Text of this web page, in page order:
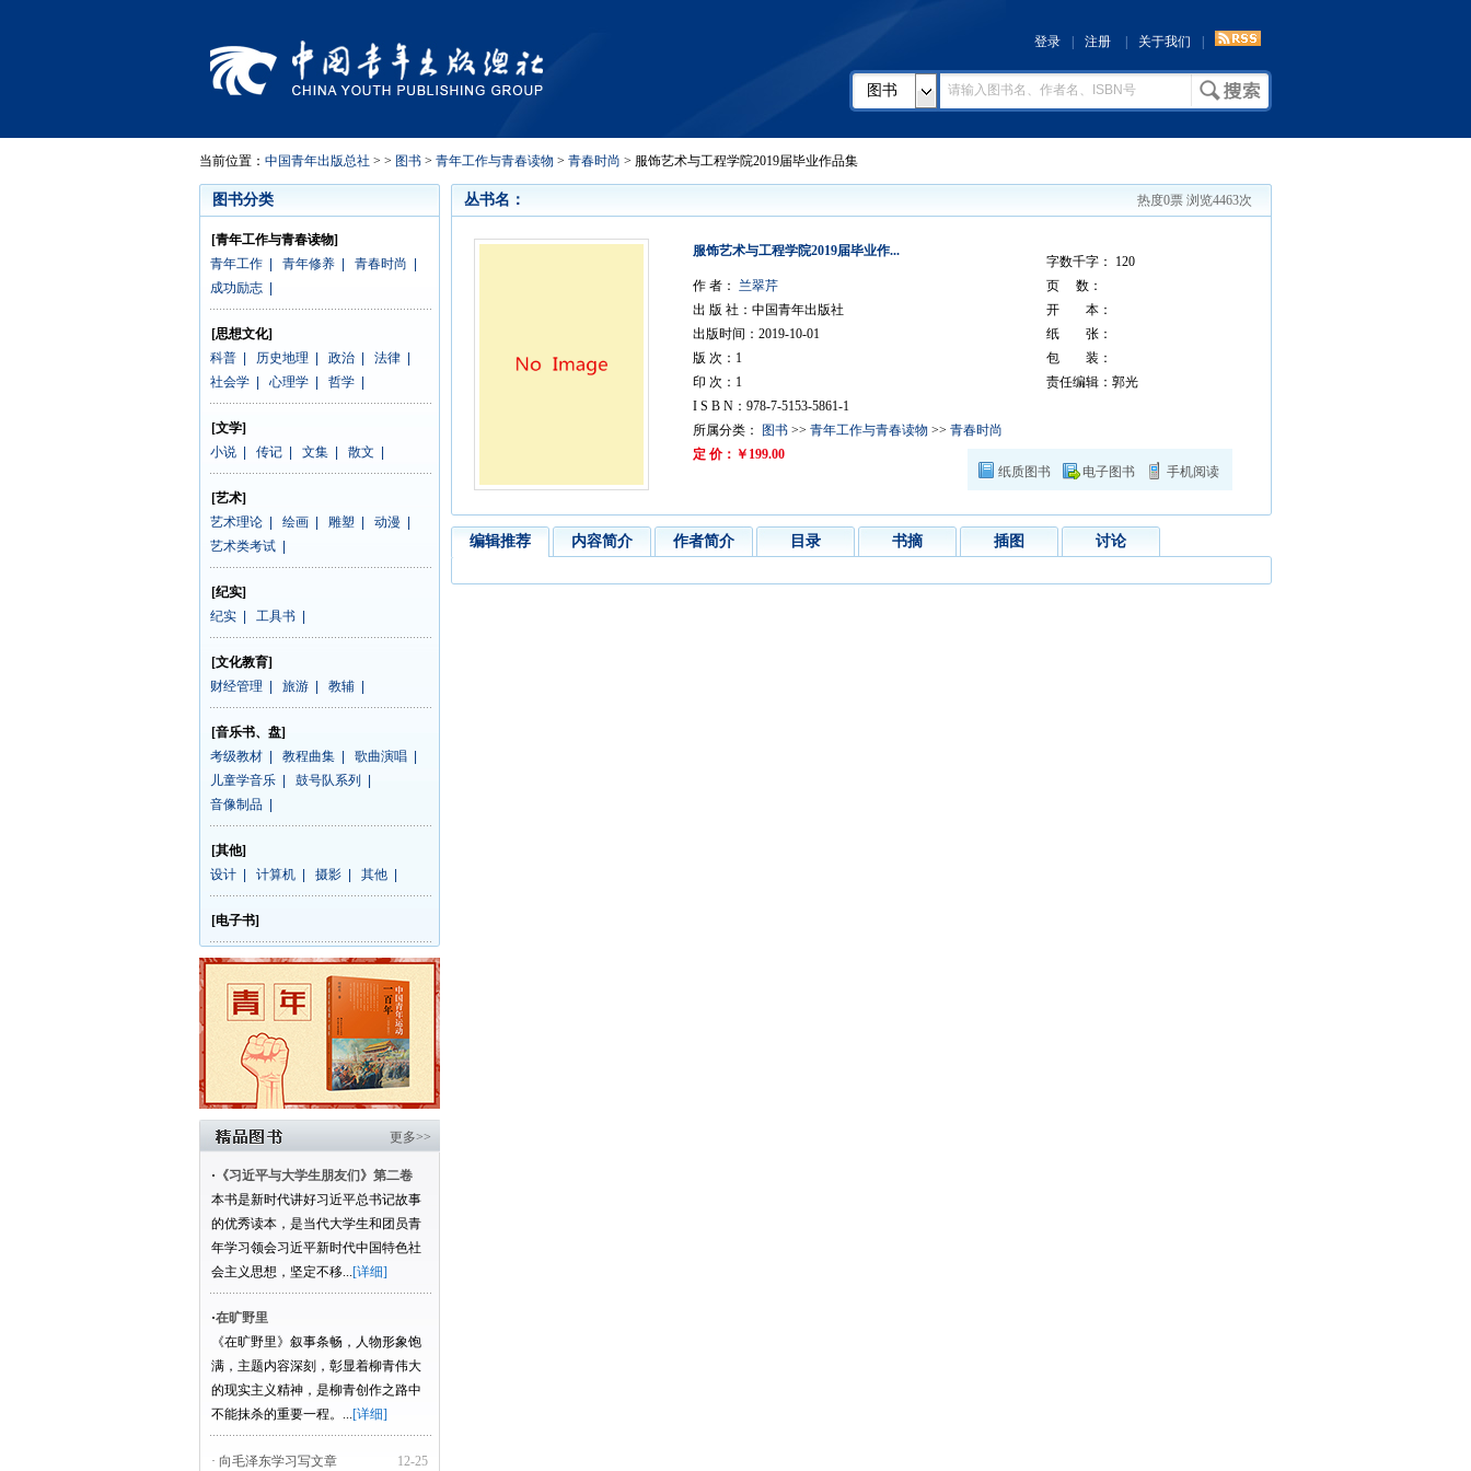
登录 注册 关于我们
图书
当前位置： 中国青年出版总社 > > 图书 > 青年工作与青春读物 > 青春时尚 > 服饰艺术与工程学院2019届毕业作品集
图书分类
[青年工作与青春读物]
青年工作
青年修养 青春时尚
成功励志
[思想文化]
科普
历史地理 政治 法律
社会学
心理学 哲学
[文学]
小说
传记 文集 散文
[艺术]
艺术理论
绘画 雕塑 动漫
艺术类考试
[纪实]
纪实
工具书
[文化教育]
财经管理
旅游 教辅
[音乐书、盘]
考级教材
教程曲集 歌曲演唱
儿童学音乐
鼓号队系列
音像制品
[其他]
设计
计算机 摄影 其他
[电子书]
更多>>
· 《习近平与大学生朋友们》第二卷
本书是新时代讲好习近平总书记故事
的优秀读本，是当代大学生和团员青
年学习领会习近平新时代中国特色社
会主义思想，坚定不移...[详细]
·在旷野里
《在旷野里》叙事条畅，人物形象饱
满，主题内容深刻，彰显着柳青伟大
的现实主义精神，是柳青创作之路中
不能抹杀的重要一程。...[详细]
12-25
· 向毛泽东学习写文章
热度0票 浏览4463次
丛书名：
纸质图书 电子图书 手机阅读
服饰艺术与工程学院2019届毕业作...
作 者：
兰翠芹
出 版 社：中国青年出版社
出版时间：2019-10-01
版 次：1
印 次：1
I S B N：978-7-5153-5861-1
所属分类：
图书 >> 青年工作与青春读物 >> 青春时尚
定 价：￥199.00
字数千字： 120
页 数：
开 本：
纸 张：
包 装：
责任编辑：郭光
编辑推荐 内容简介 作者简介 目录 书摘 插图 讨论